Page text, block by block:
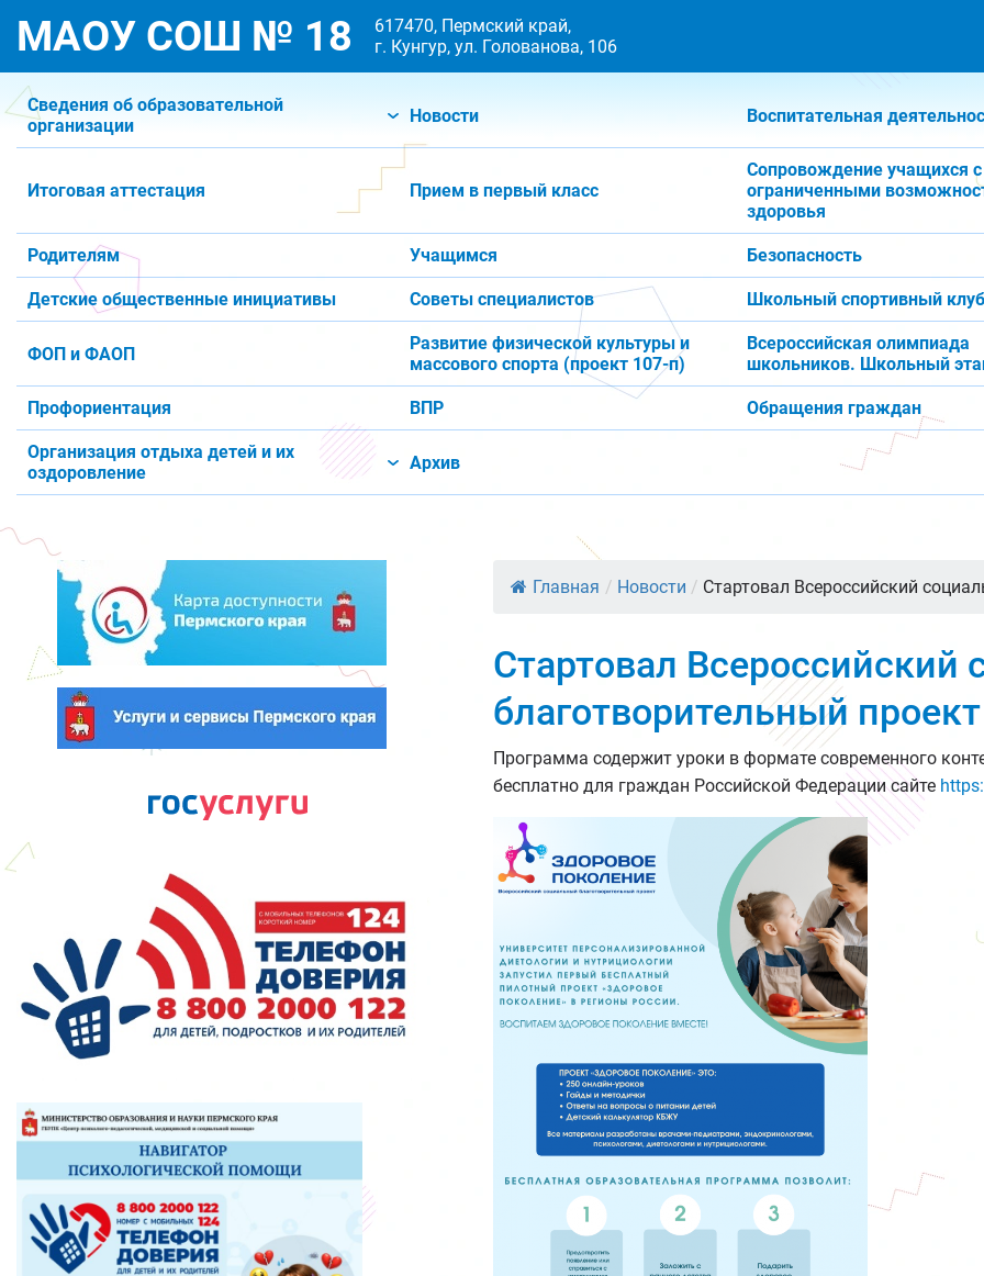
МАОУ СОШ № 18
617470, Пермский край,
г. Кунгур, ул. Голованова, 106
Сведения об образовательной
организации
Новости Воспитательная
Итоговая аттестация Прием в первый класс
Сопровождение учащихся с
ограниченными
здоровья
Родителям Учащимся Безопасность
Детские общественные инициативы Советы специалистов Школьный спортивный
ФОП и ФАОП
Развитие физической культуры и
массового спорта (проект 107-п)
Всероссийская олимпиада
школьников. Школьный
Профориентация ВПР Обращения граждан
Организация отдыха детей и их
оздоровление
Архив
Главная / Новости / Стартовал Всероссийский
Стартовал Всероссийский
благотворительный
Программа содержит уроки в формате современного
бесплатно для граждан Российской Федерации сайте